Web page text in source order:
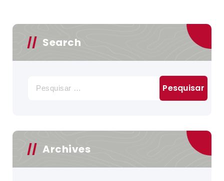
Search
por:
Archives